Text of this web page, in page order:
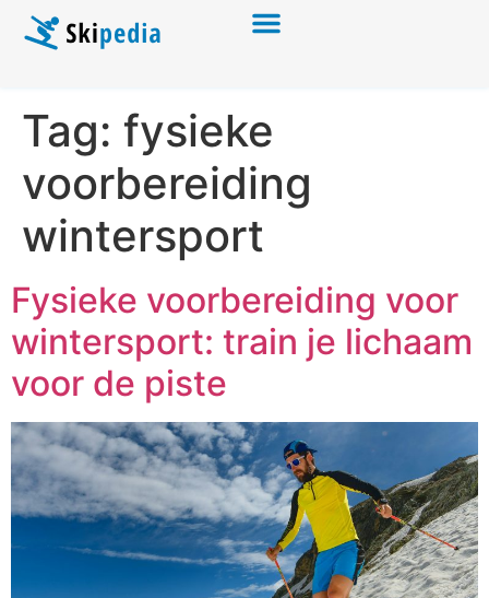
Tag: fysieke
voorbereiding
wintersport
Fysieke voorbereiding voor
wintersport: train je lichaam
voor de piste